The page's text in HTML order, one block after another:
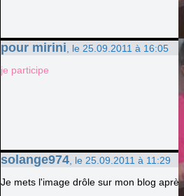
pour mirini , le 25.09.2011 à 16:05
je participe
solange974 , le 25.09.2011 à 11:29
Je mets l'image drôle sur mon blog